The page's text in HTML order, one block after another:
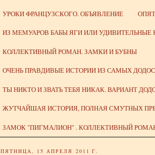
УРОКИ ФРАНЦУЗСКОГО. ОБЪЯВЛЕНИЕ
ИЗ МЕМУАРОВ БАБЫ ЯГИ ИЛИ
КОЛЛЕКТИВНЫЙ РОМАН. ЗАМКИ И БУБНЫ
ОЧЕНЬ ПРАВДИВЫЕ ИСТОРИИ ИЗ САМЫХ
ТЫ НИКТО И ЗВАТЬ ТЕБЯ НИКАК. ВАРИАНТ
ЖУТЧАЙШАЯ ИСТОРИЯ, ПОЛНАЯ СМУТНЫХ
ЗАМОК "ПИГМАЛИОН" . КОЛЛЕКТИВНЫЙ
ПЯТНИЦА, 15 АПРЕЛЯ 2011 Г.